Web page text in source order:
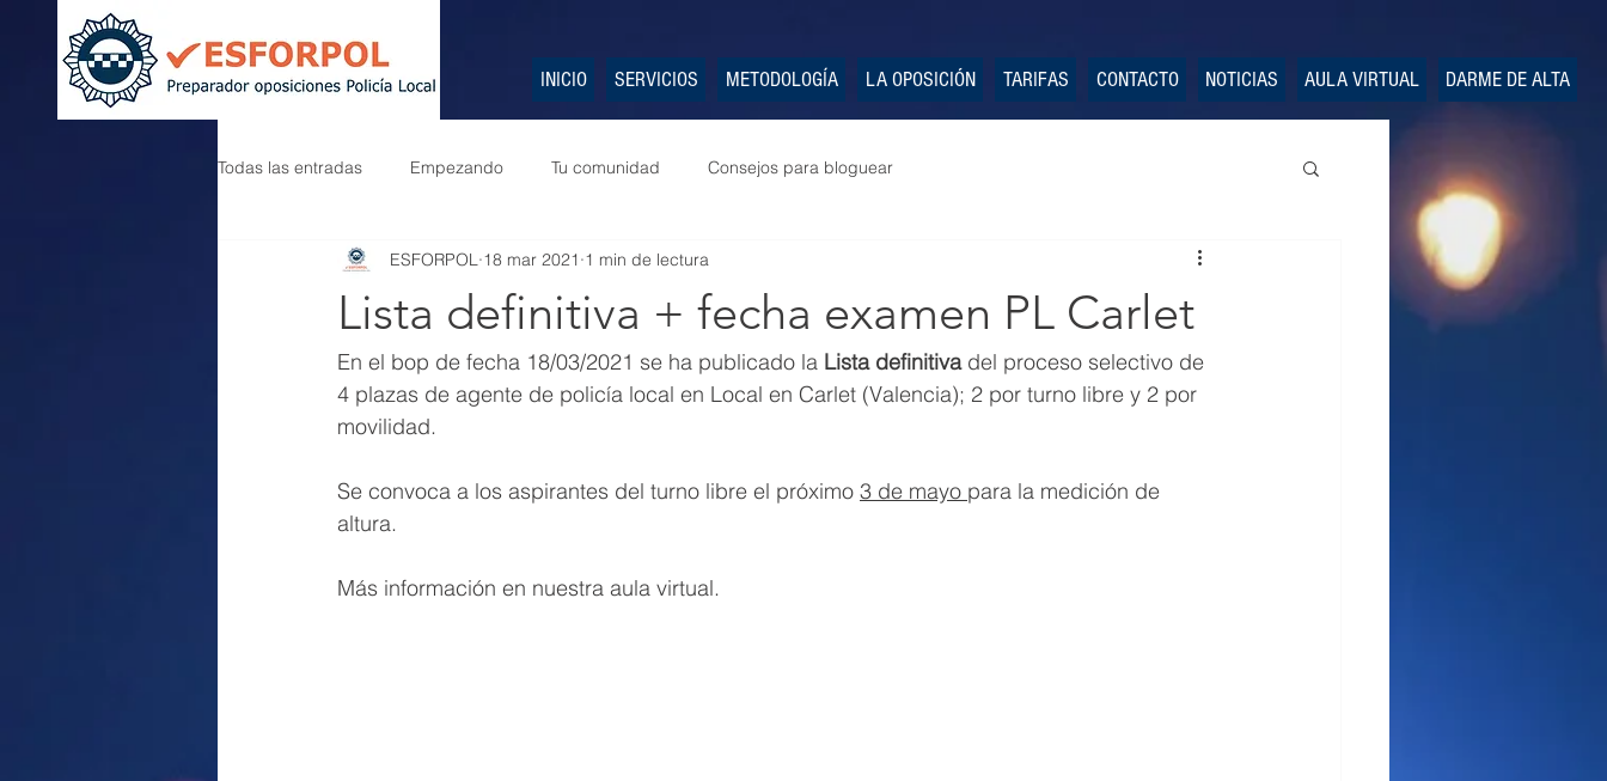
INICIO SERVICIOS METODOLOGÍA LA OPOSICIÓN TARIFAS CONTACTO NOTICIAS AULA VIRTUAL DARME DE ALTA
Todas las entradas Empezando Tu comunidad Consejos para bloguear
Lista definitiva + fecha examen PL Carlet
ESFORPOL 18 mar 2021 1 min de lectura
En el bop de fecha 18/03/2021 se ha publicado la Lista definitiva del proceso selectivo de
4 plazas de agente de policía local en Local en Carlet (Valencia); 2 por turno libre y 2 por
movilidad.
Se convoca a los aspirantes del turno libre el próximo 3 de mayo para la medición de
altura.
Más información en nuestra aula virtual.